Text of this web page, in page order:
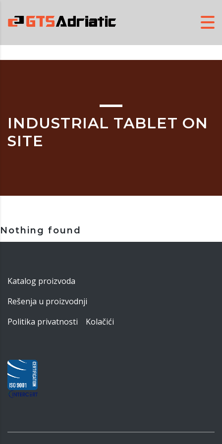
INDUSTRIAL TABLET ON
SITE
Nothing found
Katalog proizvoda
Rešenja u proizvodnji
Politika privatnosti
Kolačići